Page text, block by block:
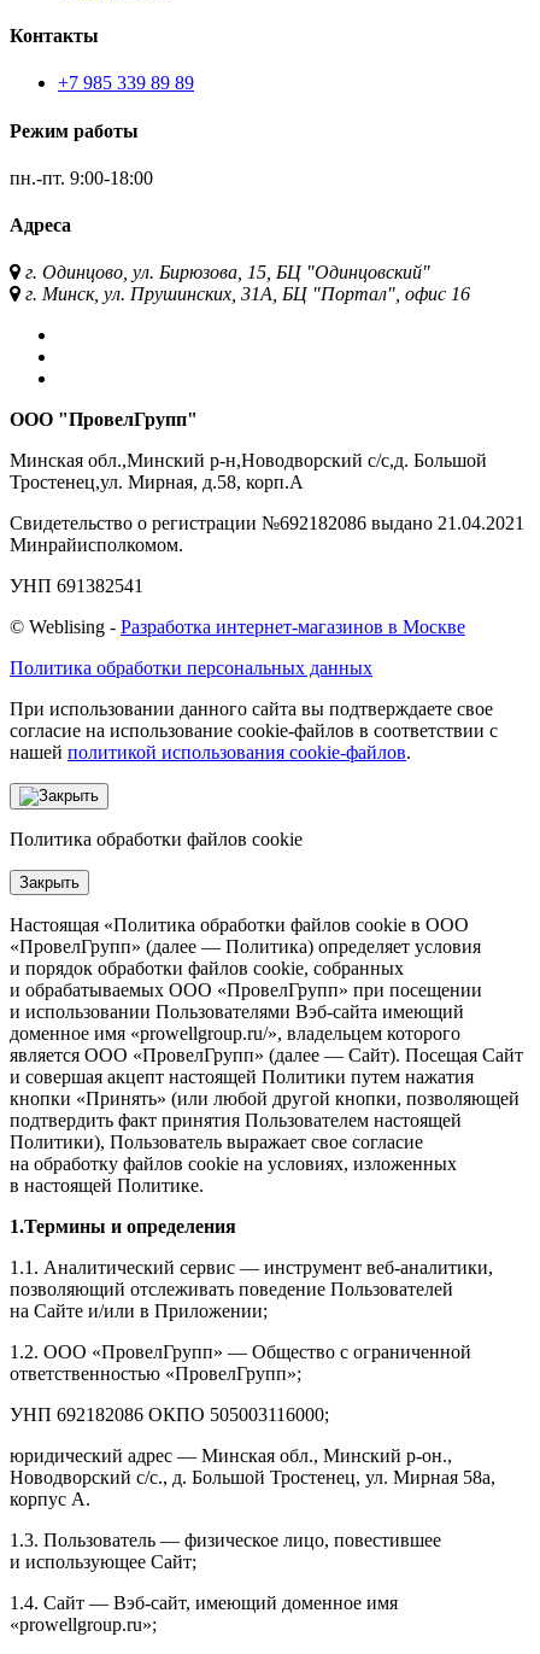
Контакты
+7 985 339 89 89
Режим работы
пн.-пт. 9:00-18:00
Адреса
г. Одинцово, ул. Бирюзова, 15, БЦ "Одинцовский"
г. Минск, ул. Прушинских, 31А, БЦ "Портал", офис 16
ООО "ПровелГрупп"
Минская обл.,Минский р-н,Новодворский с/с,д. Большой
Тростенец,ул. Мирная, д.58, корп.А
Свидетельство о регистрации №692182086 выдано 21.04.2021
Минрайисполкомом.
УНП 691382541
© Weblising - Разработка интернет-магазинов в Москве
Политика обработки персональных данных
При использовании данного сайта вы подтверждаете свое
согласие на использование cookie-файлов в соответствии с
нашей политикой использования cookie-файлов.
Политика обработки файлов cookie
Закрыть
Настоящая «Политика обработки файлов cookie в ООО
«ПровелГрупп» (далее — Политика) определяет условия
и порядок обработки файлов cookie, собранных
и обрабатываемых ООО «ПровелГрупп» при посещении
и использовании Пользователями Вэб-сайта имеющий
доменное имя «prowellgroup.ru/», владельцем которого
является ООО «ПровелГрупп» (далее — Сайт). Посещая Сайт
и совершая акцепт настоящей Политики путем нажатия
кнопки «Принять» (или любой другой кнопки, позволяющей
подтвердить факт принятия Пользователем настоящей
Политики), Пользователь выражает свое согласие
на обработку файлов cookie на условиях, изложенных
в настоящей Политике.
1.Термины и определения
1.1. Аналитический сервис — инструмент веб-аналитики,
позволяющий отслеживать поведение Пользователей
на Сайте и/или в Приложении;
1.2. ООО «ПровелГрупп» — Общество с ограниченной
ответственностью «ПровелГрупп»;
УНП 692182086 ОКПО 505003116000;
юридический адрес — Минская обл., Минский р-он.,
Новодворский с/с., д. Большой Тростенец, ул. Мирная 58а,
корпус А.
1.3. Пользователь — физическое лицо, повестившее
и использующее Сайт;
1.4. Сайт — Вэб-сайт, имеющий доменное имя
«prowellgroup.ru»;